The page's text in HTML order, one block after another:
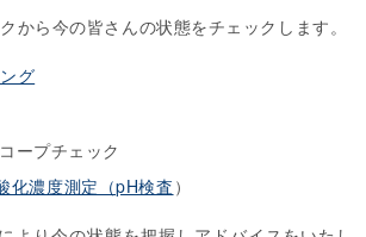
から今の皆さんの状態をチェックします。
グ
ープチェック
化濃度測定（pH検査 ）